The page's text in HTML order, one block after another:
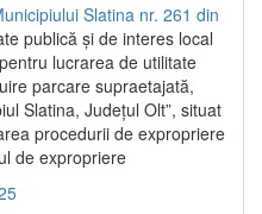
Slatina nr. 261 din
publică și de interes local
lucrarea de utilitate
parcare supraetajată,
Slatina, Județul Olt”, situat
procedurii de expropriere
de expropriere